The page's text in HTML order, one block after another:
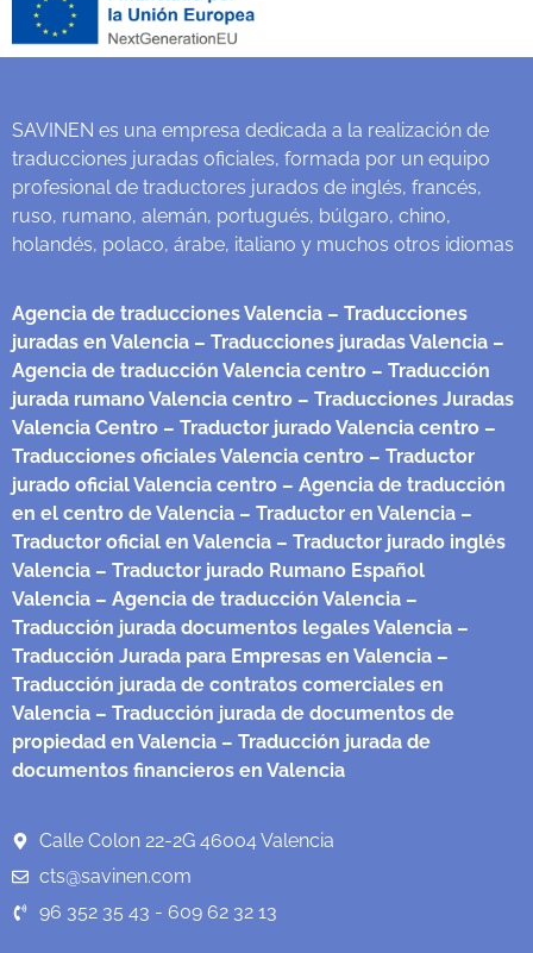
SAVINEN es una empresa dedicada a la realización de
traducciones juradas oficiales, formada por un equipo
profesional de traductores jurados de inglés, francés,
ruso, rumano, alemán, portugués, búlgaro, chino,
holandés, polaco, árabe, italiano y muchos otros idiomas
Agencia de traducciones Valencia – Traducciones
juradas en Valencia – Traducciones juradas Valencia –
Agencia de traducción Valencia centro – Traducción
jurada rumano Valencia centro – Traducciones Juradas
Valencia Centro – Traductor jurado Valencia centro –
Traducciones oficiales Valencia centro – Traductor
jurado oficial Valencia centro – Agencia de traducción
en el centro de Valencia – Traductor en Valencia –
Traductor oficial en Valencia – Traductor jurado inglés
Valencia – Traductor jurado Rumano Español
Valencia – Agencia de traducción Valencia –
Traducción jurada documentos legales Valencia –
Traducción Jurada para Empresas en Valencia –
Traducción jurada de contratos comerciales en
Valencia – Traducción jurada de documentos de
propiedad en Valencia – Traducción jurada de
documentos financieros en Valencia
Calle Colon 22-2G 46004 Valencia
cts@savinen.com
96 352 35 43 - 609 62 32 13